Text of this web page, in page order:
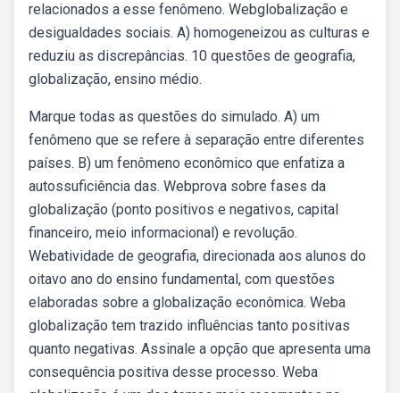
relacionados a esse fenômeno. Webglobalização e
desigualdades sociais. A) homogeneizou as culturas e
reduziu as discrepâncias. 10 questões de geografia,
globalização, ensino médio.
Marque todas as questões do simulado. A) um
fenômeno que se refere à separação entre diferentes
países. B) um fenômeno econômico que enfatiza a
autossuficiência das. Webprova sobre fases da
globalização (ponto positivos e negativos, capital
financeiro, meio informacional) e revolução.
Webatividade de geografia, direcionada aos alunos do
oitavo ano do ensino fundamental, com questões
elaboradas sobre a globalização econômica. Weba
globalização tem trazido influências tanto positivas
quanto negativas. Assinale a opção que apresenta uma
consequência positiva desse processo. Weba